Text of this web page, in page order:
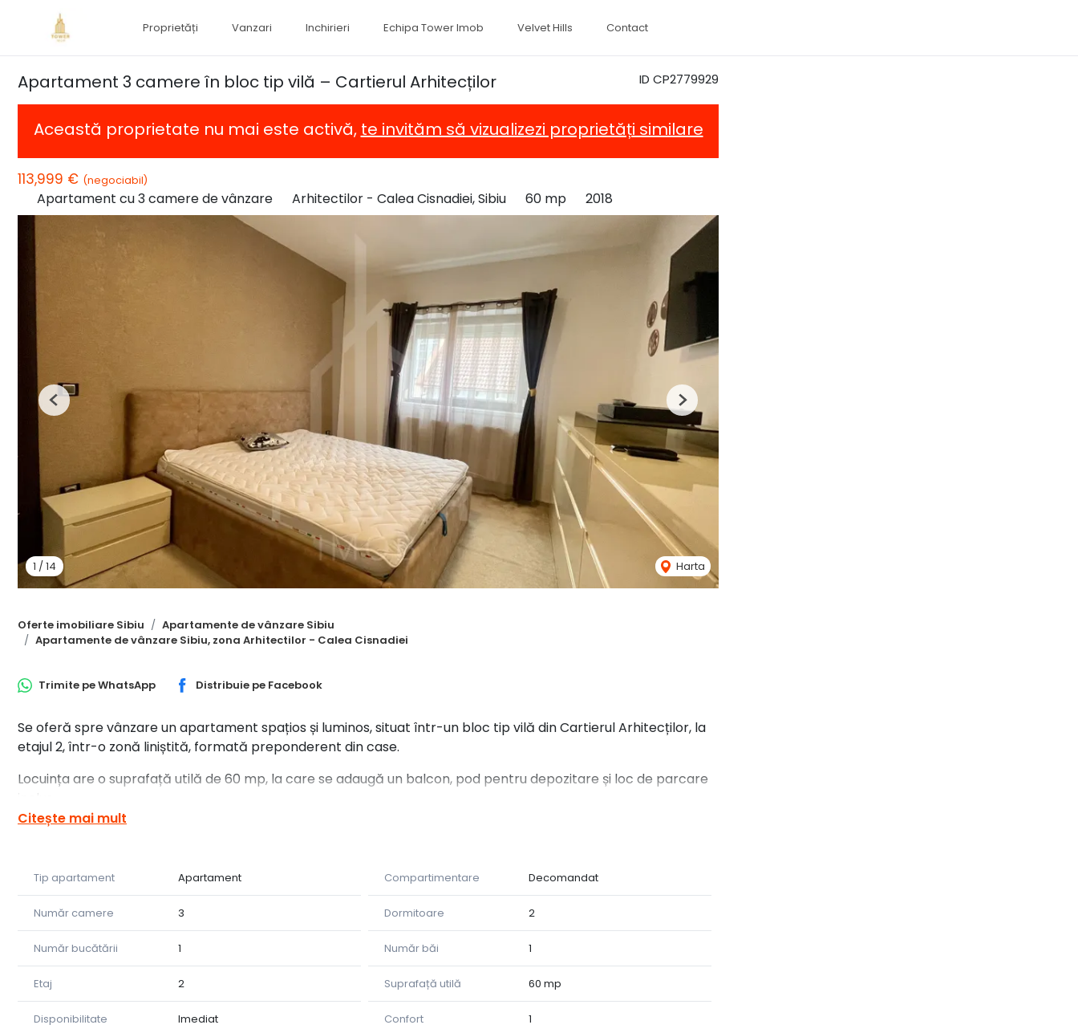
Proprietăți Vanzari Inchirieri Echipa Tower Imob Velvet Hills Contact
ID CP2779929
Apartament 3 camere în bloc tip vilă – Cartierul Arhitecților
Această proprietate nu mai este activă, te invităm să vizualizezi proprietăți similare
113,999 € (negociabil)
Apartament cu 3 camere de vânzare Arhitectilor - Calea Cisnadiei, Sibiu 60 mp 2018
1 / 14 Harta
Previous Next
Oferte imobiliare Sibiu
Apartamente de vânzare Sibiu
Apartamente de vânzare Sibiu, zona Arhitectilor - Calea Cisnadiei
Trimite peWhatsApp Distribuie pe Facebook
Se oferă spre vânzare un apartament spațios și luminos, situat într-un bloc tip vilă din Cartierul Arhitecților, la
etajul 2, într-o zonă liniștită, formată preponderent din case.
Locuința are o suprafață utilă de 60 mp, la care se adaugă un balcon, pod pentru depozitare și loc de parcare
Compartimentare:
Bucătărie, închisă cu ușă glisantă din sticlă – modernă și funcțională;
Două dormitoare spațioase;
Detalii suplimentare:
Bloc tip vilă, cu puțini vecini;
Citește mai mult
Tip apartament Apartament Compartimentare Decomandat
Număr camere 3 Dormitoare 2
Număr bucătării 1 Număr băi 1
Etaj 2 Suprafață utilă 60 mp
Disponibilitate Imediat Confort 1